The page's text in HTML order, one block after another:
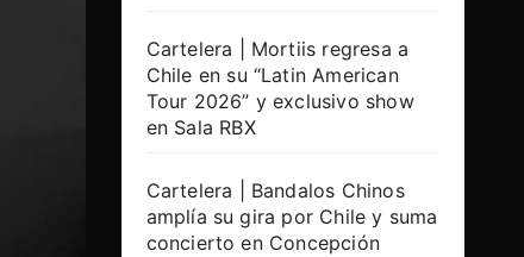
Cartelera | Mortiis regresa a
Chile en su “Latin American
Tour 2026” y exclusivo show
en Sala RBX
Cartelera | Bandalos Chinos
amplía su gira por Chile y suma
concierto en Concepción